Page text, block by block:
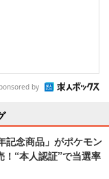
by
記念商品」がポケモン
！“本人認証”で当選率